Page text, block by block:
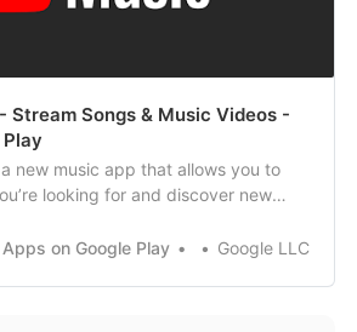
Stream Songs & Music Videos -
new music app that allows you to
looking for and discover new
tastes, and what’s trending
Apps on Google Play Google LLC